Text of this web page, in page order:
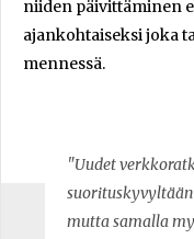
niiden päivittäminen
ajankohtaiseksi joka
mennessä.
"Uudet
suorituskyvyltään
mutta samalla